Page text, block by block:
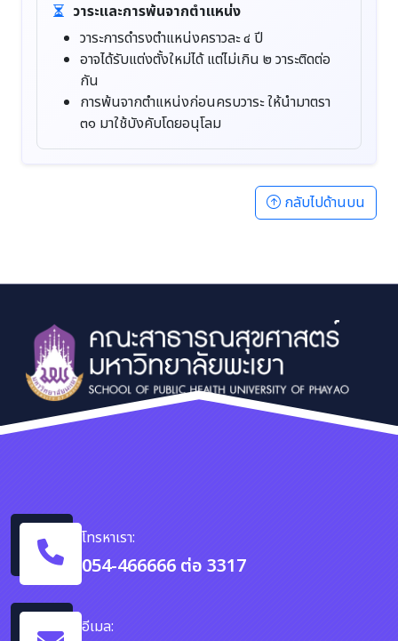
วาระและการพ้นจากตำแหน่ง
วาระการดำรงตำแหน่งคราวละ ๔ ปี
อาจได้รับแต่งตั้งใหม่ได้ แต่ไม่เกิน ๒ วาระติดต่อ
กัน
การพ้นจากตำแหน่งก่อนครบวาระ ให้นำมาตรา
๓๑ มาใช้บังคับโดยอนุโลม
กลับไปด้านบน
โทรหาเรา:
054-466666 ต่อ 3317
อีเมล: